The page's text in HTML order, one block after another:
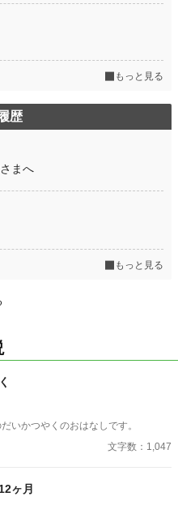
もっと見る
歴
まへ
もっと見る
いかつやくのおはなしです。
文字数：1,047
ヶ月